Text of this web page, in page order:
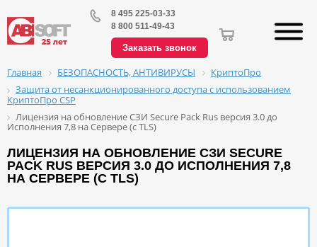
8 495 225-03-33
8 800 511-49-43
Заказать звонок
Главная БЕЗОПАСНОСТЬ, АНТИВИРУСЫ
КриптоПро
Защита от несанкционированного доступа с использованием
КриптоПро CSP
Лицензия на обновление СЗИ Secure Pack Rus версия 3.0 до
Исполнения 7,8 на Сервере (с TLS)
ЛИЦЕНЗИЯ НА ОБНОВЛЕНИЕ СЗИ SECURE
PACK RUS ВЕРСИЯ 3.0 ДО ИСПОЛНЕНИЯ 7,8
НА СЕРВЕРЕ (С TLS)